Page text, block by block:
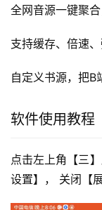
全网音源一键聚
支持缓存、倍速
自定义书源，把B
软件使用教程
点击左上角【三
设置】， 关闭【